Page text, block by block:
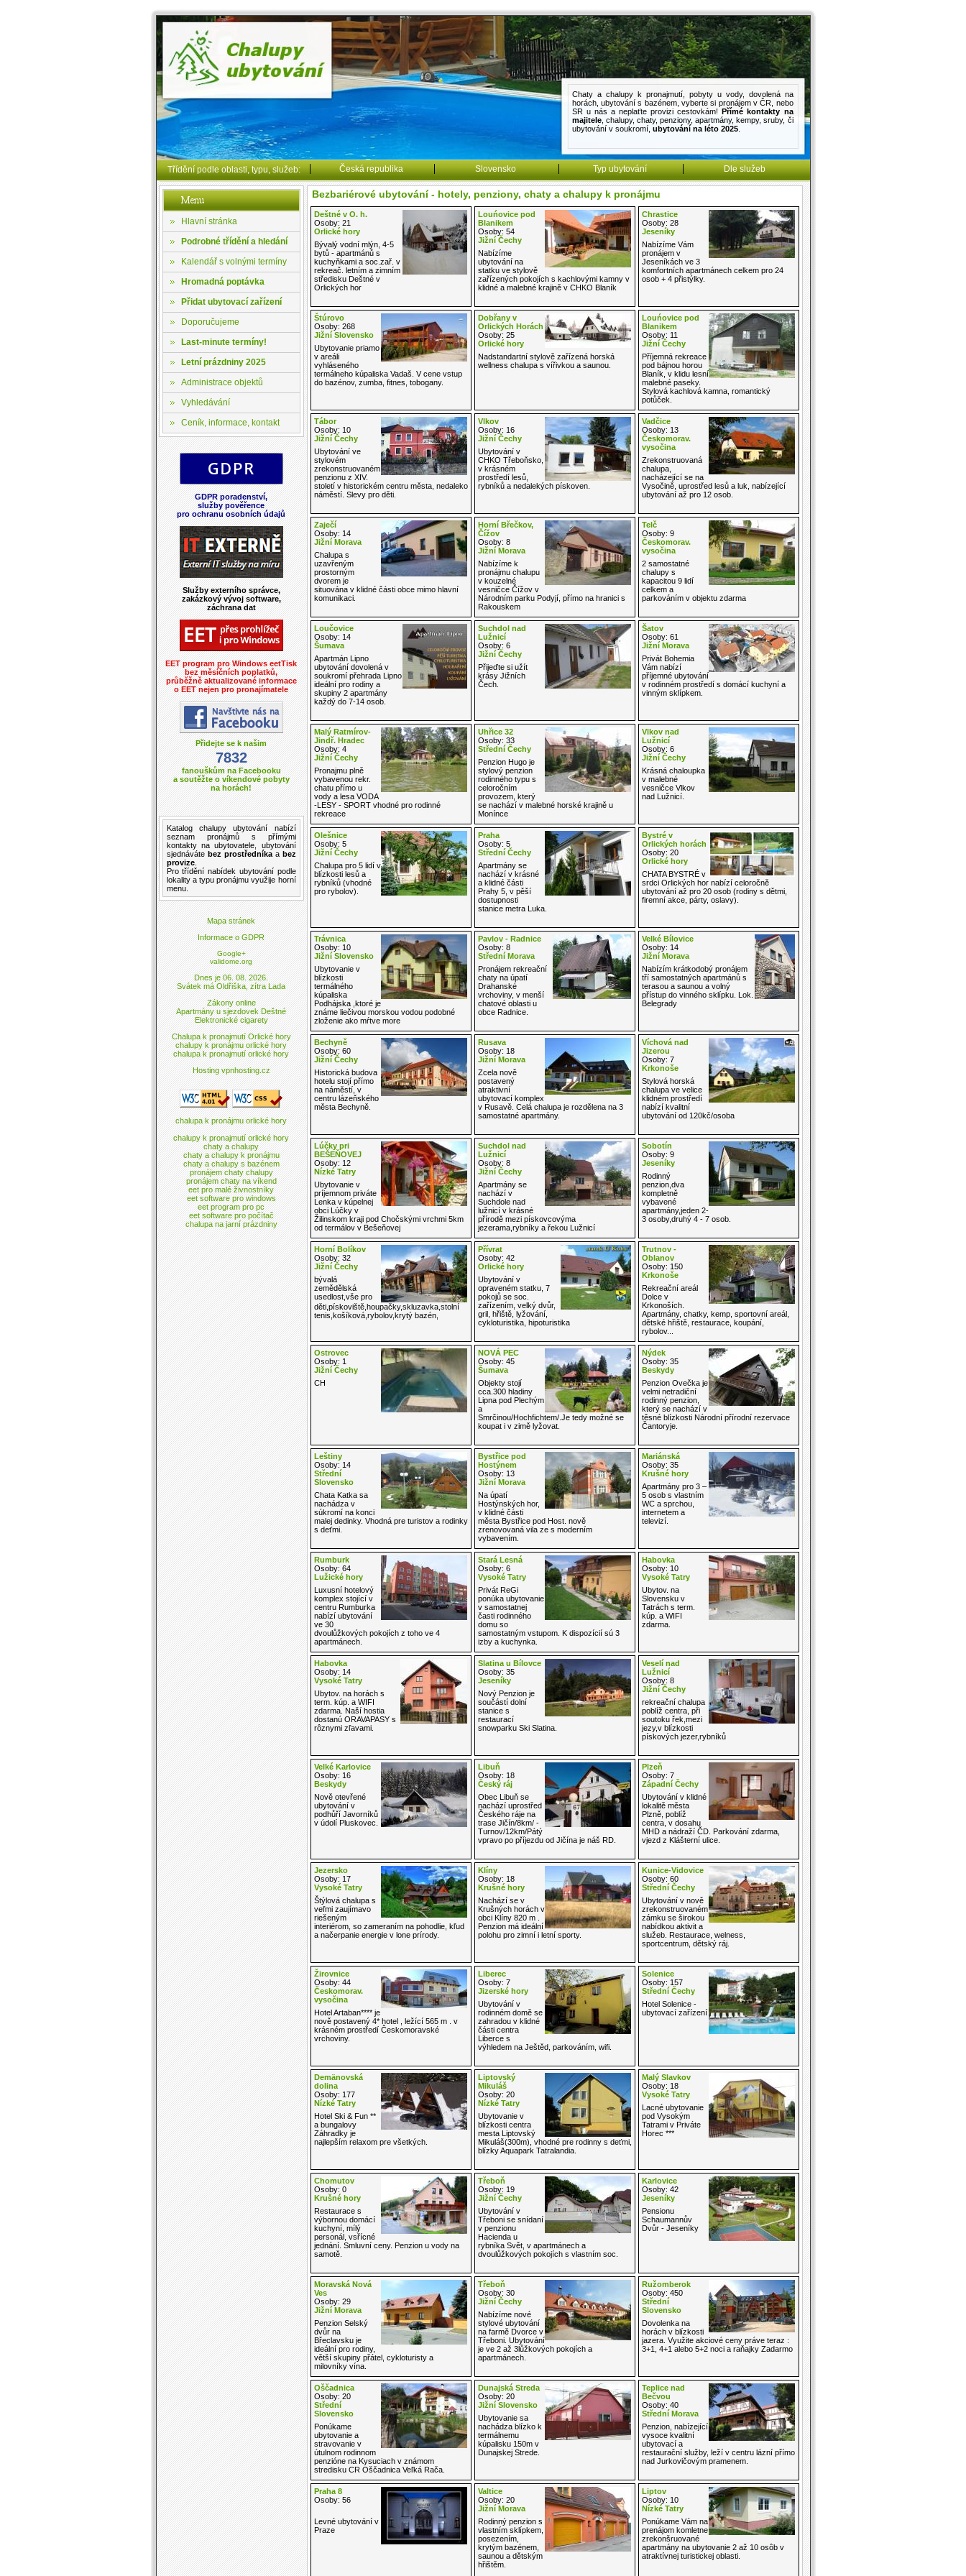
Chaty a chalupy k pronajmutí, pobyty u vody, dovolená na
horách, ubytování s bazénem, vyberte si pronájem v ČR, nebo
SR u nás a neplaťte provizi cestovkám!Přímé kontakty na
majitele, chalupy, chaty, penziony,apartmány,kempy,sruby, či
ubytování v soukromí, ubytování na léto 2025.
Třídění podle oblasti, typu, služeb: Česká republika Slovensko Typ ubytování Dle služeb
Hlavní stránka
Podrobné třídění a hledání
Kalendář s volnými termíny
Hromadná poptávka
Přidat ubytovací zařízení
Doporučujeme
Last-minute termíny!
Letní prázdniny 2025
Administrace objektů
Vyhledávání
Ceník, informace, kontakt
GDPR poradenství,
služby pověřence
pro ochranu osobních údajů
Služby externího správce,
zakázkový vývoj software,
záchrana dat
EET program pro Windows eetTisk
bez měsíčních poplatků,
průběžně aktualizované informace
o EET nejen pro pronajímatele
Přidejte se k našim
7832
fanouškům na Facebooku
a soutěžte o víkendové pobyty
na horách!
Katalog chalupy ubytování nabízí
seznam pronájmůs přímými
kontakty na ubytovatele, ubytování
sjednáváte bez prostředníkaa bez
provize.
Pro třídění nabídek ubytovánípodle
lokality a typu pronájmu využije horní
menu.
Mapa stránek
Informace o GDPR
Google+
validome.org
Dnes je 06. 08. 2026.
Svátek má Oldřiška, zítra Lada
Zákony online
Apartmány u sjezdovek Deštné
Elektronické cigarety
Chalupa k pronajmutí Orlické hory
chalupy k pronájmu orlické hory
chalupa k pronajmutí orlické hory
Hosting vpnhosting.cz
chalupa k pronájmu orlické hory
chalupy k pronajmutí orlické hory
chaty a chalupy
chaty a chalupy k pronájmu
chaty a chalupy s bazénem
pronájem chaty chalupy
pronájem chaty na víkend
eet pro malé živnostníky
eet software pro windows
eet program pro pc
eet software pro počítač
chalupa na jarní prázdniny
Bezbariérové ubytování - hotely, penziony, chaty a chalupy k pronájmu
Deštné v O. h.
Osoby: 21
Orlické hory
Bývalý vodní mlýn, 4-5
bytů - apartmánů s
kuchyňkami a soc.zař. v
rekreač. letním a zimním
středisku Deštné v
Orlických hor
Louńovice pod
Blanikem
Osoby: 54
Jižní Čechy
Nabízíme
ubytování na
statku ve stylově
zařízených pokojích s kachlovými kamny v
klidné a malebné krajině v CHKO Blaník
Chrastice
Osoby: 28
Jeseníky
Nabízíme Vám
pronájem v
Jeseníkách ve 3
komfortních apartmánech celkem pro 24
osob + 4 přistýlky.
Štúrovo
Osoby: 268
Jižní Slovensko
Ubytovanie priamo
v areáli
vyhláseného
termálneho kúpaliska Vadaš. V cene vstup
do bazénov, zumba, fitnes, tobogany.
Dobřany v
Orlických Horách
Osoby: 25
Orlické hory
Nadstandartní stylově zařízená horská
wellness chalupa s vířivkou a saunou.
Louńovice pod
Blanikem
Osoby: 11
Jižní Čechy
Příjemná rekreace
pod bájnou horou
Blaník, v klidu lesní
malebné paseky.
Stylová kachlová kamna, romantický
potůček.
Tábor
Osoby: 10
Jižní Čechy
Ubytování ve
stylovém
zrekonstruovaném
penzionu z XIV.
století v historickém centru města, nedaleko
náměstí. Slevy pro děti.
Vlkov
Osoby: 16
Jižní Čechy
Ubytování v
CHKO Třeboňsko,
v krásném
prostředí lesů,
rybníků a nedalekých pískoven.
Vadčice
Osoby: 13
Českomorav.
vysočina
Zrekonstruovaná
chalupa,
nacházející se na
Vysočině, uprostřed lesů a luk, nabízející
ubytování až pro 12 osob.
Zaječí
Osoby: 14
Jižní Morava
Chalupa s
uzavřeným
prostorným
dvorem je
situována v klidné části obce mimo hlavní
komunikaci.
Horní Břečkov,
Čížov
Osoby: 8
Jižní Morava
Nabízíme k
pronájmu chalupu
v kouzelné
vesničce Čížov v
Národním parku Podyjí, přímo na hranici s
Rakouskem
Telč
Osoby: 9
Českomorav.
vysočina
2 samostatné
chalupy s
kapacitou 9 lidí
celkem a
parkováním v objektu zdarma
Loučovice
Osoby: 14
Šumava
Apartmán Lipno
ubytování dovolená v
soukromí přehrada Lipno
ideální pro rodiny a
skupiny 2 apartmány
každý do 7-14 osob.
Suchdol nad
Lužnicí
Osoby: 6
Jižní Čechy
Přijeďte si užít
krásy Jižních
Čech.
Šatov
Osoby: 61
Jižní Morava
Privát Bohemia
Vám nabízí
příjemné ubytování
v rodinném prostředí s domácí kuchyní a
vinným sklípkem.
Malý Ratmírov-
Jindř. Hradec
Osoby: 4
Jižní Čechy
Pronajmu plně
vybavenou rekr.
chatu přímo u
vody a lesa VODA
-LESY - SPORT vhodné pro rodinné
rekreace
Uhřice 32
Osoby: 33
Střední Čechy
Penzion Hugo je
stylový penzion
rodinného typu s
celoročním
provozem, který
se nachází v malebné horské krajině u
Monínce
Vlkov nad
Lužnicí
Osoby: 6
Jižní Čechy
Krásná chaloupka
v malebné
vesničce Vlkov
nad Lužnicí.
Olešnice
Osoby: 5
Jižní Čechy
Chalupa pro 5 lidí v
blízkosti lesů a
rybníků (vhodné
pro rybolov).
Praha
Osoby: 5
Střední Čechy
Apartmány se
nachází v krásné
a klidné části
Prahy 5, v pěší
dostupnosti
stanice metra Luka.
Bystré v
Orlických horách
Osoby: 20
Orlické hory
CHATA BYSTRÉ v
srdci Orlických hor nabízí celoročně
ubytování až pro 20 osob (rodiny s dětmi,
firemní akce, párty, oslavy).
Trávnica
Osoby: 10
Jižní Slovensko
Ubytovanie v
blízkosti
termálného
kúpaliska
Podhájska ,ktoré je
známe liečivou morskou vodou podobné
zloženie ako mŕtve more
Pavlov - Radnice
Osoby: 8
Střední Morava
Pronájem rekreační
chaty na úpatí
Drahanské
vrchoviny, v menší
chatové oblasti u
obce Radnice.
Velké Bílovice
Osoby: 14
Jižní Morava
Nabízím krátkodobý pronájem
tří samostatných apartmánů s
terasou a saunou a volný
přístup do vinného sklípku. Lok.
Belegrady
Bechyně
Osoby: 60
Jižní Čechy
Historická budova
hotelu stojí přímo
na náměstí, v
centru lázeňského
města Bechyně.
Rusava
Osoby: 18
Jižní Morava
Zcela nově
postavený
atraktivní
ubytovací komplex
v Rusavě. Celá chalupa je rozdělena na 3
samostatné apartmány.
Víchová nad
Jizerou
Osoby: 7
Krkonoše
Stylová horská
chalupa ve velice
klidném prostředí
nabízí kvalitní
ubytování od 120kč/osoba
Lúčky pri
BEŠEŇOVEJ
Osoby: 12
Nízké Tatry
Ubytovanie v
príjemnom priváte
Lenka v kúpelnej
obci Lúčky v
Žilinskom kraji pod Chočskými vrchmi 5km
od termálov v Bešeňovej
Suchdol nad
Lužnicí
Osoby: 8
Jižní Čechy
Apartmány se
nachází v
Suchdole nad
lužnicí v krásné
přírodě mezi pískovcovýma
jezerama,rybníky a řekou Lužnicí
Sobotín
Osoby: 9
Jeseníky
Rodinný
penzion,dva
kompletně
vybavené
apartmány,jeden 2-
3 osoby,druhý 4 - 7 osob.
Horní Bolíkov
Osoby: 32
Jižní Čechy
bývalá
zemědělská
usedlost,vše pro
děti,pískoviště,houpačky,skluzavka,stolní
tenis,košíková,rybolov,krytý bazén,
Přívrat
Osoby: 42
Orlické hory
Ubytování v
opraveném statku, 7
pokojů se soc.
zařízením, velký dvůr,
gril, hřiště, lyžování,
cykloturistika, hipoturistika
Trutnov -
Oblanov
Osoby: 150
Krkonoše
Rekreační areál
Dolce v
Krkonoších.
Apartmány, chatky, kemp, sportovní areál,
dětské hřiště, restaurace, koupání,
rybolov...
Ostrovec
Osoby: 1
Jižní Čechy
CH
NOVÁ PEC
Osoby: 45
Šumava
Objekty stojí
cca.300 hladiny
Lipna pod Plechým
a
Smrčinou/Hochfichtem/.Je tedy možné se
koupat i v zimě lyžovat.
Nýdek
Osoby: 35
Beskydy
Penzion Ovečka je
velmi netradiční
rodinný penzion,
který se nachází v
těsné blízkosti Národní přírodní rezervace
Čantoryje.
Leštiny
Osoby: 14
Střední
Slovensko
Chata Katka sa
nachádza v
súkromí na konci
malej dedinky. Vhodná pre turistov a rodinky
s deťmi.
Bystřice pod
Hostýnem
Osoby: 13
Jižní Morava
Na úpatí
Hostýnských hor,
v klidné části
města Bystřice pod Host. nově
zrenovovaná vila ze s moderním
vybavením.
Mariánská
Osoby: 35
Krušné hory
Apartmány pro 3 –
5 osob s vlastním
WC a sprchou,
internetem a
televizí.
Rumburk
Osoby: 64
Lužické hory
Luxusní hotelový
komplex stojící v
centru Rumburka
nabízí ubytování
ve 30
dvoulůžkových pokojích z toho ve 4
apartmánech.
Stará Lesná
Osoby: 6
Vysoké Tatry
Privát ReGi
ponúka ubytovanie
v samostatnej
časti rodinného
domu so
samostatným vstupom. K dispozícií sú 3
izby a kuchynka.
Habovka
Osoby: 10
Vysoké Tatry
Ubytov. na
Slovensku v
Tatrách s term.
kúp. a WIFI
zdarma.
Habovka
Osoby: 14
Vysoké Tatry
Ubytov. na horách s
term. kúp. a WIFI
zdarma. Naší hostia
dostanú ORAVAPASY s
rôznymi zľavami.
Slatina u Bílovce
Osoby: 35
Jeseníky
Nový Penzion je
součástí dolní
stanice s
restaurací
snowparku Ski Slatina.
Veselí nad
Lužnicí
Osoby: 8
Jižní Čechy
rekreační chalupa
poblíž centra, při
soutoku řek,mezi
jezy,v blízkosti
pískových jezer,rybníků
Velké Karlovice
Osoby: 16
Beskydy
Nově otevřené
ubytování v
podhůří Javorníků
v údolí Pluskovec.
Libuň
Osoby: 18
Český ráj
Obec Libuň se
nachází uprostřed
Českého ráje na
trase Jičín/8km/ -
Turnov/12km/Pátý
vpravo po příjezdu od Jičína je náš RD.
Plzeň
Osoby: 7
Západní Čechy
Ubytování v klidné
lokalitě města
Plzně, poblíž
centra, v dosahu
MHD a nádraží ČD. Parkování zdarma,
vjezd z Klášterní ulice.
Jezersko
Osoby: 17
Vysoké Tatry
Štýlová chalupa s
veľmi zaujímavo
riešeným
interiérom, so zameraním na pohodlie, kľud
a načerpanie energie v lone prírody.
Klíny
Osoby: 18
Krušné hory
Nachází se v
Krušných horách v
obci Klíny 820 m .
Penzion má ideální
polohu pro zimní i letní sporty.
Kunice-Vidovice
Osoby: 60
Střední Čechy
Ubytování v nově
zrekonstruovaném
zámku se širokou
nabídkou aktivit a
služeb. Restaurace, welness,
sportcentrum, dětský ráj.
Žirovnice
Osoby: 44
Českomorav.
vysočina
Hotel Artaban**** je
nově postavený 4* hotel , ležící 565 m . v
krásném prostředí Českomoravské
vrchoviny.
Liberec
Osoby: 7
Jizerské hory
Ubytování v
rodinném domě se
zahradou v klidné
části centra
Liberce s
výhledem na Ještěd, parkováním, wifi.
Solenice
Osoby: 157
Střední Čechy
Hotel Solenice -
ubytovací zařízení
Demänovská
dolina
Osoby: 177
Nízké Tatry
Hotel Ski & Fun **
a bungalovy
Záhradky je
najlepším relaxom pre všetkých.
Liptovský
Mikuláš
Osoby: 20
Nízké Tatry
Ubytovanie v
blízkosti centra
mesta Liptovský
Mikuláš(300m), vhodné pre rodinny s deťmi,
blízky Aquapark Tatralandia.
Malý Slavkov
Osoby: 18
Vysoké Tatry
Lacné ubytovanie
pod Vysokým
Tatrami v Priváte
Horec ***
Chomutov
Osoby: 0
Krušné hory
Restaurace s
výbornou domácí
kuchyní, mílý
personál, vsřícné
jednání. Smluvní ceny. Penzion u vody na
samotě.
Třeboň
Osoby: 19
Jižní Čechy
Ubytování v
Třeboni se snídaní
v penzionu
Hacienda u
rybníka Svět, v apartmánech a
dvoulůžkových pokojích s vlastním soc.
Karlovice
Osoby: 42
Jeseníky
Pensionu
Schaumannův
Dvůr - Jeseníky
Moravská Nová
Ves
Osoby: 29
Jižní Morava
Penzion Selský
dvůr na
Břeclavsku je
ideální pro rodiny,
větší skupiny přátel, cykloturisty a
milovníky vína.
Třeboň
Osoby: 30
Jižní Čechy
Nabízíme nové
stylové ubytování
na farmě Dvorce v
Třeboni. Ubytování
je ve 2 až 3lůžkových pokojích a
apartmánech.
Ružomberok
Osoby: 450
Střední
Slovensko
Dovolenka na
horách v blízkosti
jazera. Využite akciové ceny práve teraz :
3+1, 4+1 alebo 5+2 noci a raňajky Zadarmo
Oščadnica
Osoby: 20
Střední
Slovensko
Ponúkame
ubytovanie a
stravovanie v
útulnom rodinnom
penzióne na Kysuciach v známom
stredisku CR Oščadnica Veľká Rača.
Dunajská Streda
Osoby: 20
Jižní Slovensko
Ubytovanie sa
nachádza blízko k
termálnemu
kúpalisku 150m v
Dunajskej Strede.
Teplice nad
Bečvou
Osoby: 40
Střední Morava
Penzion, nabízející
vysoce kvalitní
ubytovací a
restaurační služby, leží v centru lázní přímo
nad Jurkovičovým pramenem.
Praha 8
Osoby: 56
Levné ubytování v
Praze
Valtice
Osoby: 20
Jižní Morava
Rodinný penzion s
vlastním sklípkem,
posezením,
krytým bazénem,
saunou a dětským
hřištěm.
Liptov
Osoby: 10
Nízké Tatry
Ponúkame Vám na
prenájom komletne
zrekonšruované
apartmány na ubytovanie 2 až 10 osôb v
atraktívnej turistickej oblasti.